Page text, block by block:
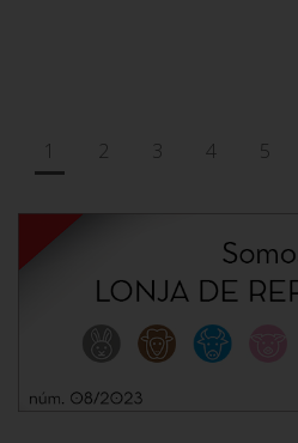
Paginación
Página
actual
1 Página
2 Página
3 Página
4 5